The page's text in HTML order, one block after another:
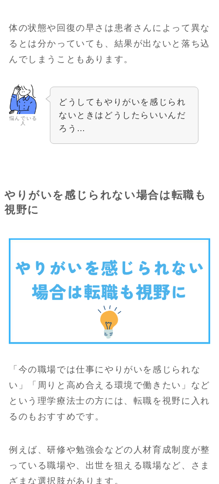
体の状態や回復の早さは患者さんによって異な
るとは分かっていても、結果が出ないと落ち込
んでしまうこともあります。
悩んでいる
人
どうしてもやりがいを感じられ
ないときはどうしたらいいんだ
ろう…
やりがいを感じられない場合は転職も
視野に
「今の職場では仕事にやりがいを感じられな
い」「周りと高め合える環境で働きたい」など
という理学療法士の方には、転職を視野に入れ
るのもおすすめです。
例えば、研修や勉強会などの人材育成制度が整
っている職場や、出世を狙える職場など、さま
ざまな選択肢があります。